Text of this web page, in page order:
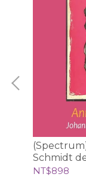
Schmidt de
錄音 2CD
NT$898